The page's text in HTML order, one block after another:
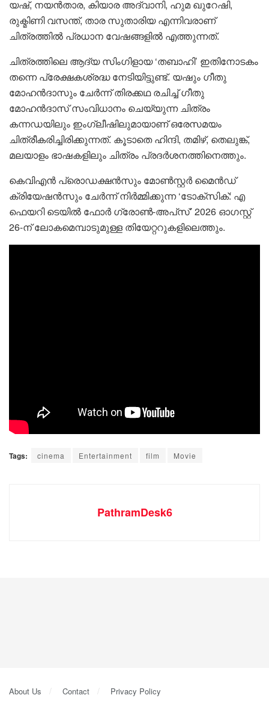
യഷ്, നയൻതാര, കിയാര അദ്വാനി, ഹുമ ഖുറേഷി,
രുക്മിണി വസന്ത്, താര സുതാരിയ എന്നിവരാണ്
ചിത്രത്തിൽ പ്രധാന വേഷങ്ങളിൽ എത്തുന്നത്.
ചിത്രത്തിലെ ആദ്യ സിംഗിളായ ‘തബാഹി’ ഇതിനോടകം
തന്നെ പ്രേക്ഷകശ്രദ്ധ നേടിയിട്ടുണ്ട്. യഷും ഗീതു
മോഹൻദാസും ചേർന്ന് തിരക്കഥ രചിച്ച് ഗീതു
മോഹൻദാസ് സംവിധാനം ചെയ്യുന്ന ചിത്രം
കന്നഡയിലും ഇംഗ്ലീഷിലുമായാണ് ഒരേസമയം
ചിത്രീകരിച്ചിരിക്കുന്നത്. കൂടാതെ ഹിന്ദി, തമിഴ്, തെലുങ്ക്,
മലയാളം ഭാഷകളിലും ചിത്രം പ്രദർശനത്തിനെത്തും.
കെവിഎൻ പ്രൊഡക്ഷൻസും മോൺസ്റ്റർ മൈൻഡ്
ക്രിയേഷൻസും ചേർന്ന് നിർമ്മിക്കുന്ന ‘ടോക്സിക്: എ
ഫെയറി ടെയിൽ ഫോർ ഗ്രോൺ-അപ്‌സ്’ 2026 ഓഗസ്റ്റ്
26-ന് ലോകമെമ്പാടുമുള്ള തിയേറ്ററുകളിലെത്തും.
Tags: cinema Entertainment film Movie
PathramDesk6
About Us Contact Privacy Policy